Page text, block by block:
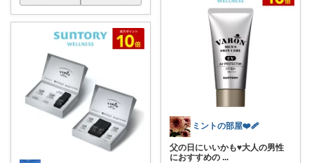
ミントの部屋❤️‍🩹
父の日にいいかも♥️大人の男性
におすすめの ...